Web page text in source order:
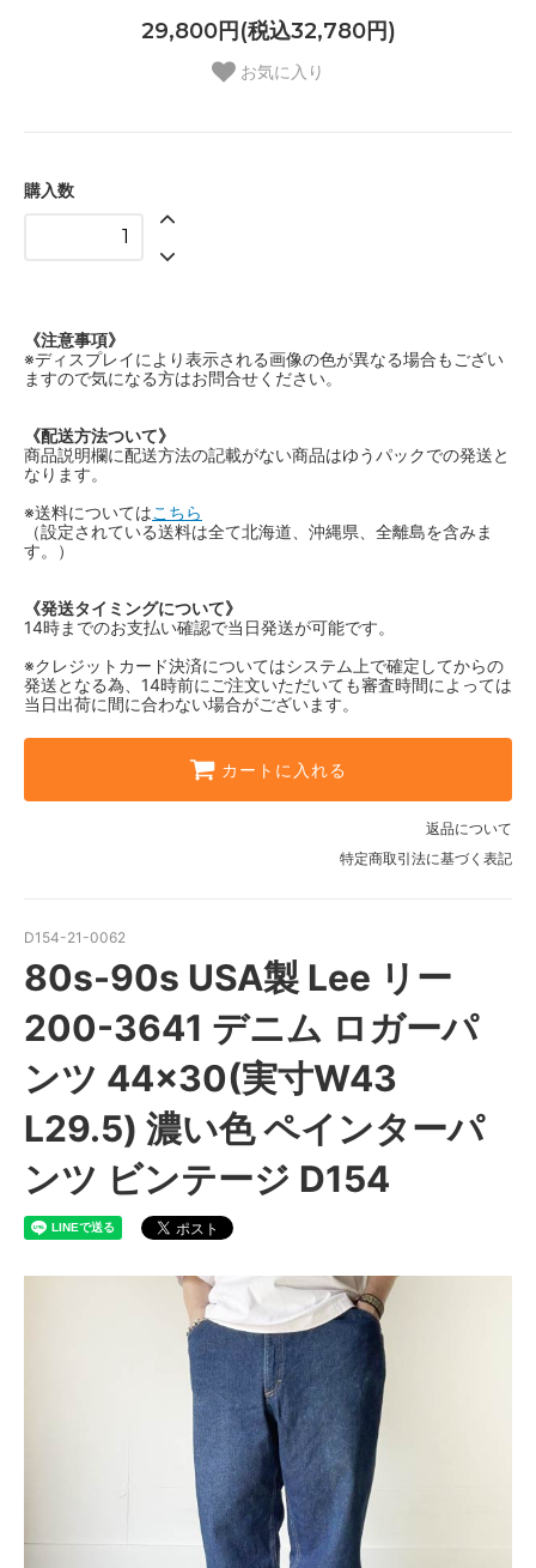
29,800円(税込32,780円)
お気に入り
購入数
《注意事項》
※ディスプレイにより表示される画像の色が異なる場合もござい
ますので気になる方はお問合せください。
《配送方法ついて》
商品説明欄に配送方法の記載がない商品はゆうパックでの発送と
なります。
※送料についてはこちら
（設定されている送料は全て北海道、沖縄県、全離島を含みま
す。）
《発送タイミングについて》
14時までのお支払い確認で当日発送が可能です。
※クレジットカード決済についてはシステム上で確定してからの
発送となる為、14時前にご注文いただいても審査時間によっては
当日出荷に間に合わない場合がございます。
カートに入れる
返品について
特定商取引法に基づく表記
D154-21-0062
80s-90s USA製 Lee リー
200-3641 デニム ロガーパ
ンツ 44×30(実寸W43
L29.5) 濃い色 ペインターパ
ンツ ビンテージ D154